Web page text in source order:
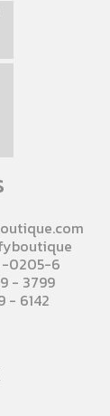
-0205-6
- 3799
- 6142